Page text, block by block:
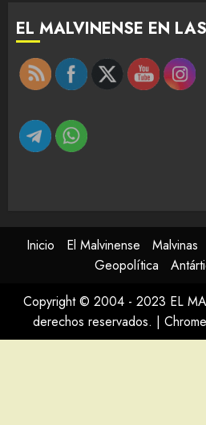
EL MALVINENSE EN
Inicio El Malvinense Malvinas
Geopolítica
Copyright © 2004 - 2023 EL
derechos reservados. |